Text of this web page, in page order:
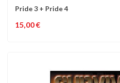
Pride 3 + Pride 4
15,00 €